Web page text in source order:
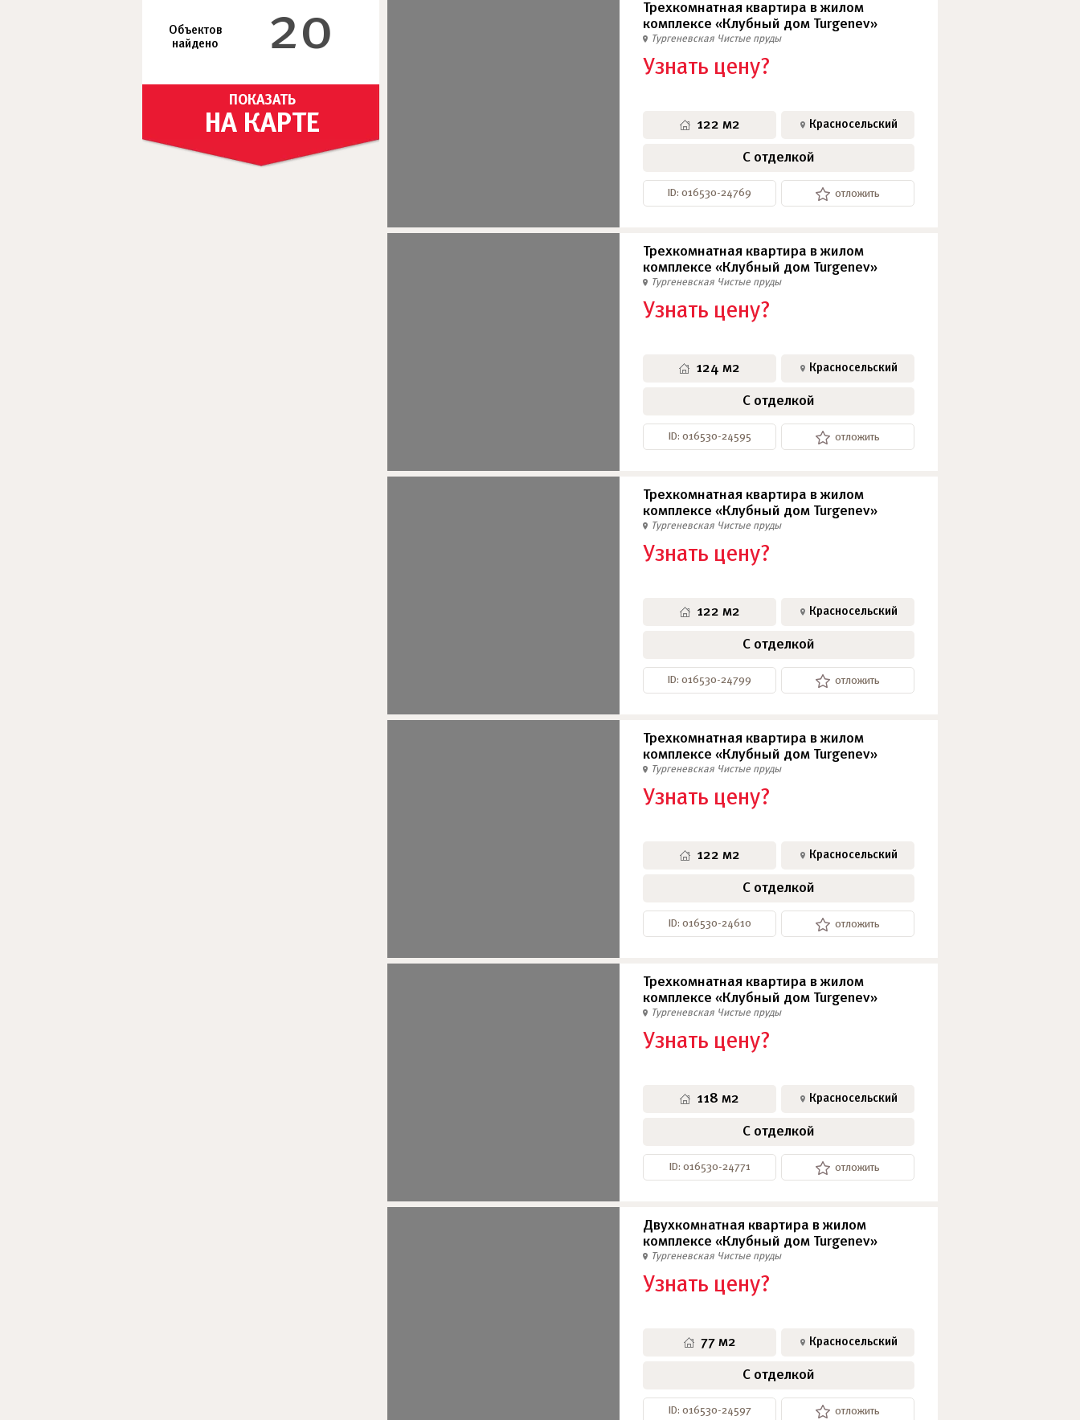
Объектов
найдено
20
ПОКАЗАТЬ
НА КАРТЕ
Трехкомнатная квартира в жилом
комплексе «Клубный дом Turgenev»
Тургеневская Чистые пруды
Узнать цену?
122 м2 Красносельский
С отделкой
ID: 016530-24769 отложить
Трехкомнатная квартира в жилом
комплексе «Клубный дом Turgenev»
Тургеневская Чистые пруды
Узнать цену?
124 м2 Красносельский
С отделкой
ID: 016530-24595 отложить
Трехкомнатная квартира в жилом
комплексе «Клубный дом Turgenev»
Тургеневская Чистые пруды
Узнать цену?
122 м2 Красносельский
С отделкой
ID: 016530-24799 отложить
Трехкомнатная квартира в жилом
комплексе «Клубный дом Turgenev»
Тургеневская Чистые пруды
Узнать цену?
122 м2 Красносельский
С отделкой
ID: 016530-24610 отложить
Трехкомнатная квартира в жилом
комплексе «Клубный дом Turgenev»
Тургеневская Чистые пруды
Узнать цену?
118 м2 Красносельский
С отделкой
ID: 016530-24771 отложить
Двухкомнатная квартира в жилом
комплексе «Клубный дом Turgenev»
Тургеневская Чистые пруды
Узнать цену?
77 м2 Красносельский
С отделкой
ID: 016530-24597 отложить